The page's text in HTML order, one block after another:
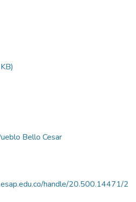
Bello Cesar
handle/20.500.14471/2